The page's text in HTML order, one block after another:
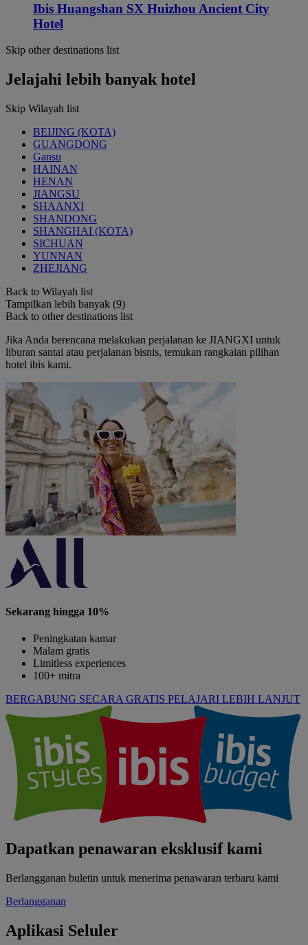
Ibis Huangshan SX Huizhou Ancient City
Hotel
Skip other destinations list
Jelajahi lebih banyak hotel
Skip Wilayah list
BEIJING (KOTA)
GUANGDONG
Gansu
HAINAN
HENAN
JIANGSU
SHAANXI
SHANDONG
SHANGHAI (KOTA)
SICHUAN
YUNNAN
ZHEJIANG
Back to Wilayah list
Tampilkan lebih banyak (9)
Back to other destinations list
Jika Anda berencana melakukan perjalanan ke JIANGXI untuk
liburan santai atau perjalanan bisnis, temukan rangkaian pilihan
hotel ibis kami.
Sekarang hingga 10%
Peningkatan kamar
Malam gratis
Limitless experiences
100+ mitra
BERGABUNG SECARA GRATIS PELAJARI LEBIH LANJUT
Dapatkan penawaran eksklusif kami
Berlangganan buletin untuk menerima penawaran terbaru kami
Berlangganan
Aplikasi Seluler